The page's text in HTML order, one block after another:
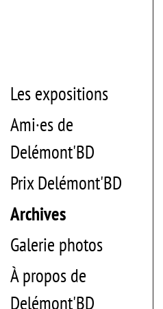
Les expositions
Ami·es de
Delémont'BD
Prix Delémont'BD
Archives
Galerie photos
À propos de
Delémont'BD